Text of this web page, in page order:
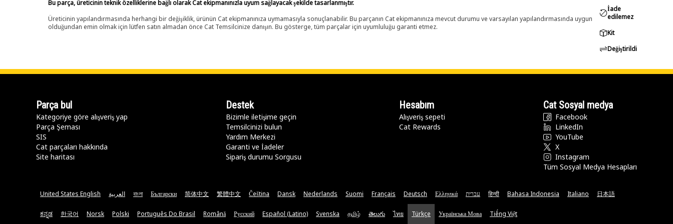
Bu parça, üreticinin teknik özelliklerine bağlı olarak Cat ekipmanınızla uyum sağlayacak şekilde tasarlanmıştır.
Üreticinin yapılandırmasında herhangi bir değişiklik, ürünün Cat ekipmanınıza uymamasıyla sonuçlanabilir. Bu parçanın Cat ekipmanınıza mevcut durumu ve varsayılan yapılandırmasında uygun
olduğundan emin olmak için lütfen satın almadan önce Cat Temsilcinize danışın. Bu gösterge, tüm parçalar için uyumluluğu garanti etmez.
İade
edilemez
Kit
Değiştirildi
Parça bul
Kategoriye göre alışveriş yap
Parça Şeması
SIS
Cat parçaları hakkında
Site haritası
Destek
Bizimle iletişime geçin
Temsilcinizi bulun
Yardım Merkezi
Garanti ve İadeler
Sipariş durumu Sorgusu
Hesabım
Alışveriş sepeti
Cat Rewards
Cat Sosyal medya
Facebook
LinkedIn
YouTube
X
Instagram
Tüm Sosyal Medya Hesapları
United States English العربية বাংলা Български 简体中文 繁體中文 Čeština Dansk Nederlands Suomi Français Deutsch Ελληνικά עברית हिन्दी Bahasa Indonesia Italiano 日本語
ಕನ್ನಡ 한국어 Norsk Polski Português Do Brasil Română Русский Español (Latino) Svenska தமிழ் తెలుగు ไทย Türkçe Українська Мова Tiếng Việt